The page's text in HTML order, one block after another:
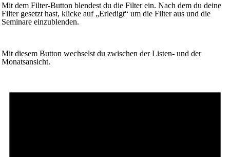
Mit dem Filter-Button blendest du die Filter ein. Nach dem du deine
Filter gesetzt hast, klicke auf „Erledigt“ um die Filter aus und die
Seminare einzublenden.
Mit diesem Button wechselst du zwischen der Listen- und der
Monatsansicht.